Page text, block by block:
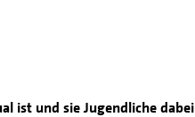
ist und sie Jugendliche